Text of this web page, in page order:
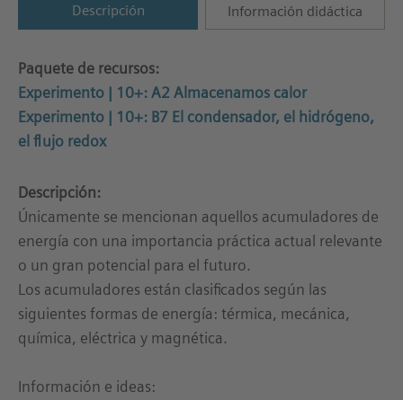
Descripción Información didáctica
Paquete de recursos:
Experimento | 10+: A2 Almacenamos calor
Experimento | 10+: B7 El condensador, el hidrógeno,
el flujo redox
Descripción:
Únicamente se mencionan aquellos acumuladores de
energía con una importancia práctica actual relevante
o un gran potencial para el futuro.
Los acumuladores están clasificados según las
siguientes formas de energía: térmica, mecánica,
química, eléctrica y magnética.
Información e ideas: